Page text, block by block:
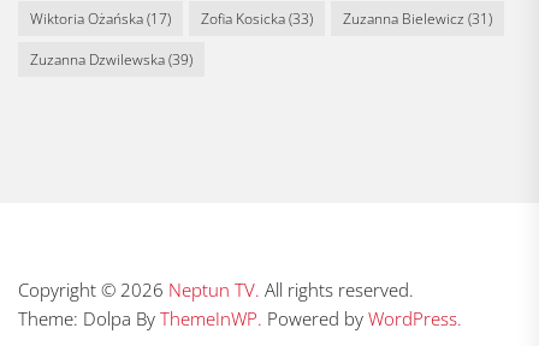
Wiktoria Ożańska(17) Zofia Kosicka(33) Zuzanna Bielewicz (31)
Zuzanna Dzwilewska(39)
Copyright © 2026 Neptun TV. All rights reserved.
Theme: Dolpa By ThemeInWP. Powered by WordPress.